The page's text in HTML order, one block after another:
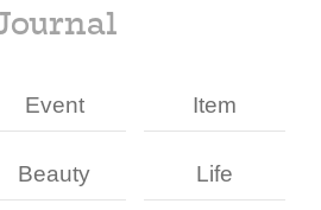
Event Item
Beauty Life